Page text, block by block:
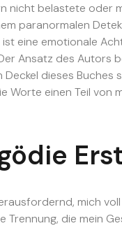
nicht belastete oder
paranormalen
eine emotionale
Ansatz des Autors
dieses Buches
Worte einen Teil von
mich
Trennung, die mein